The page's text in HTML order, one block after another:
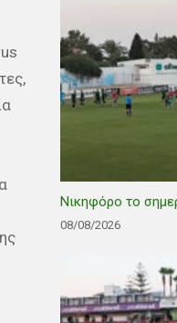
Νικηφόρο το
08/08/2026